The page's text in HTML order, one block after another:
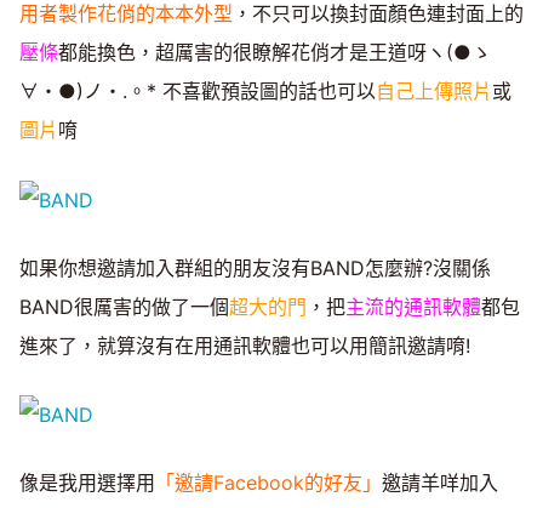
用者製作花俏的本本外型 ，不只可以換封面顏色連封面上的
壓條都能換色，超厲害的很瞭解花俏才是王道呀ヽ(●ゝ
∀・●)ノ・.。* 不喜歡預設圖的話也可以自己上傳照片 或
圖片 唷
如果你想邀請加入群組的朋友沒有BAND怎麼辦?沒關係
BAND很厲害的做了一個超大的門 ，把主流的通訊軟體都包
進來了，就算沒有在用通訊軟體也可以用簡訊邀請唷!
像是我用選擇用 「邀請Facebook的好友」 邀請羊咩加入